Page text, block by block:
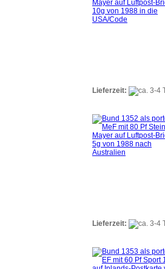
Lieferzeit:
Lieferzeit: